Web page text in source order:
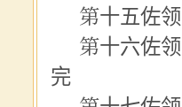
第十五佐
第十六佐
完